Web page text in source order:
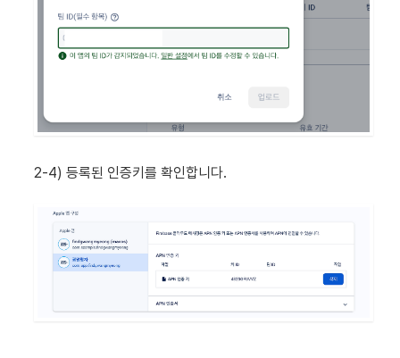
2-4) 등록된 인증키를 확인합니다.